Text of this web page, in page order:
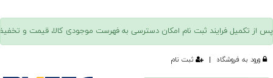
ورود به فروشگاه | ثبت نام